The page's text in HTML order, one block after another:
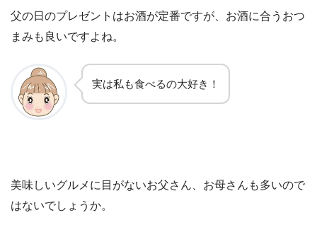
父の日のプレゼントはお酒が定番ですが、お酒に合うおつ
まみも良いですよね。
実は私も食べるの大好き！
美味しいグルメに目がないお父さん、お母さんも多いので
はないでしょうか。